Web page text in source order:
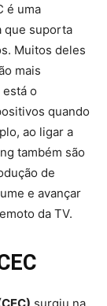
é uma
que suporta
Muitos deles
mais
o
quando
ao ligar a
também são
de
e avançar
da TV.